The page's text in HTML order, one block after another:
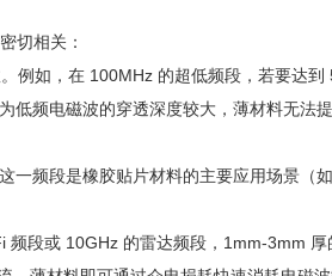
切相关：
例如，在 100MHz 的超低频段，若要达
频电磁波的穿透深度较大，薄材料无法
频段是橡胶贴片材料的主要应用场景（
段或 10GHz 的雷达频段，1mm-3mm